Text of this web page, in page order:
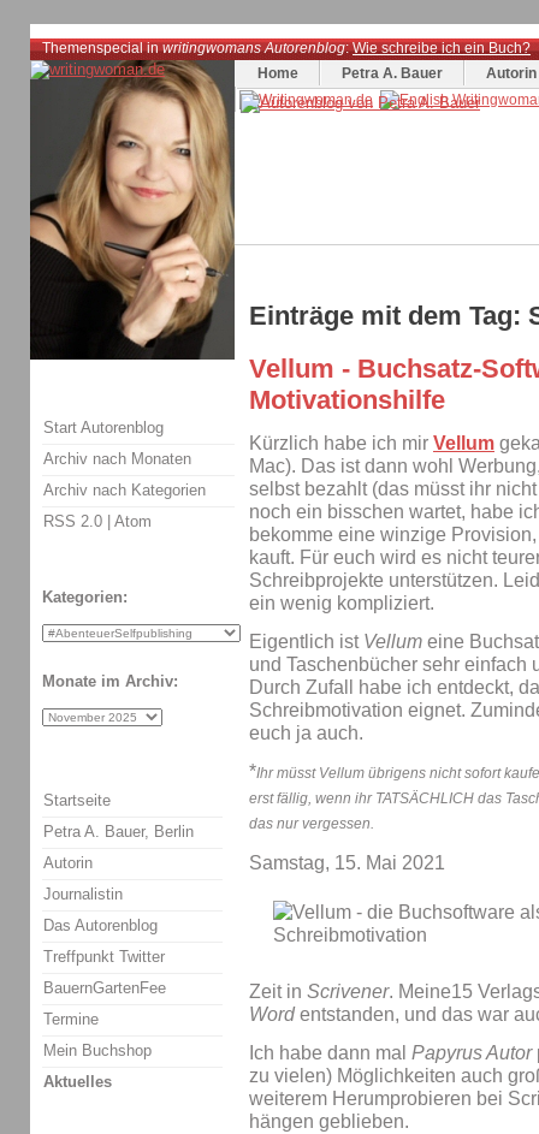
Themenspecial inwritingwomans Autorenblog:Wie schreibe ich ein Buch?
Home
Petra A. Bauer Autorin
Einträge mit dem Tag:
Vellum - Buchsatz-
Motivationshilfe
Kürzlich habe ich mir Vellum
Mac). Das ist dann wohl
selbst bezahlt (das müsst ihr
noch ein bisschen wartet, habe
bekomme eine winzige
kauft. Für euch wird es nicht
Schreibprojekte unterstützen.
ein wenig kompliziert.
Eigentlich ist Vellum eine
und Taschenbücher sehr einfach
Durch Zufall habe ich entdeckt,
Schreibmotivation eignet.
euch ja auch.
*Ihr müsst Vellum übrigens nicht sofort
erst fällig, wenn ihr TATSÄCHLICH das
das nur vergessen.
Samstag, 15. Mai 2021
Zeit in Scrivener. Meine15
Wordentstanden, und das war
Ich habe dann mal Papyrus Autor
zu vielen) Möglichkeiten auch
weiterem Herumprobieren bei
hängen geblieben.
Start Autorenblog
Archiv nach Monaten
Archiv nach Kategorien
RSS 2.0 | Atom
Kategorien:
Monate im Archiv:
Startseite
Petra A. Bauer, Berlin
Autorin
Journalistin
Das Autorenblog
Treffpunkt Twitter
BauernGartenFee
Termine
Mein Buchshop
Aktuelles